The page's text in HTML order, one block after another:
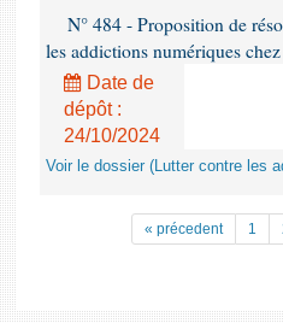
N° 484 - Proposition de
les addictions numériques
Date de
dépôt :
24/10/2024
Voir le dossier (Lutter contre les
« précedent 1